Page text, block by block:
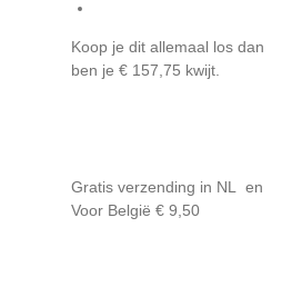
Koop je dit allemaal los dan
ben je € 157,75 kwijt.
Gratis verzending in NL en
Voor België € 9,50